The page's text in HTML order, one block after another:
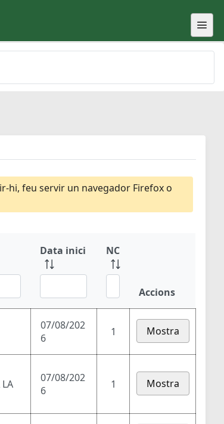
hi, feu servir un navegador Firefox o
Data inici NC
Accions
07/08/202
6
1 Mostra
LA
07/08/202
6
1 Mostra